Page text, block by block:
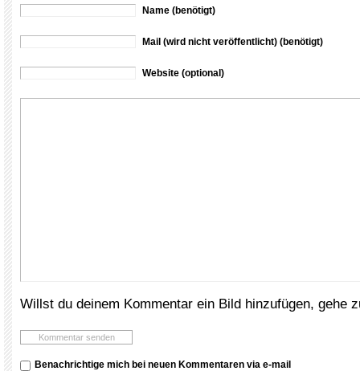
Name (benötigt)
Mail (wird nicht veröffentlicht) (benötigt)
Website (optional)
Willst du deinem Kommentar ein Bild hinzufügen, gehe
Benachrichtige mich bei neuen Kommentaren via e-mail